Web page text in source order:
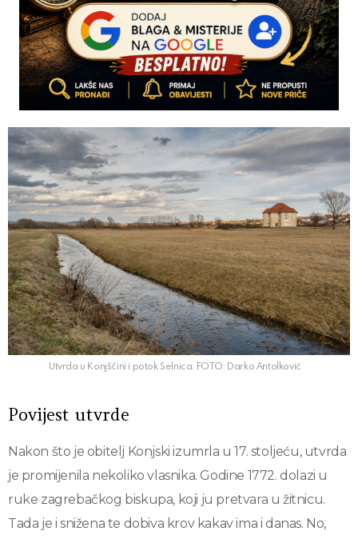
Utvrda u Konjščini i potok Selnica. FOTO: Darko Antolković
Povijest utvrde
Nakon što je obitelj Konjski izumrla u 17. stoljeću, utvrda
je promijenila nekoliko vlasnika. Godine 1772. dolazi u
ruke zagrebačkog biskupa, koji ju pretvara u žitnicu.
Tada je i snižena te dobiva krov kakav ima i danas. No,